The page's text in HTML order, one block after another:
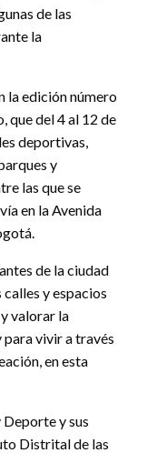
de las
la
la edición número
que del 4 al 12 de
deportivas,
y
las que se
en la Avenida
de la ciudad
y espacios
valorar la
vivir a través
en esta
Deporte y sus
Distrital de las